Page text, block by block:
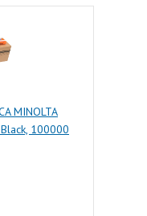
MINOLTA
100000